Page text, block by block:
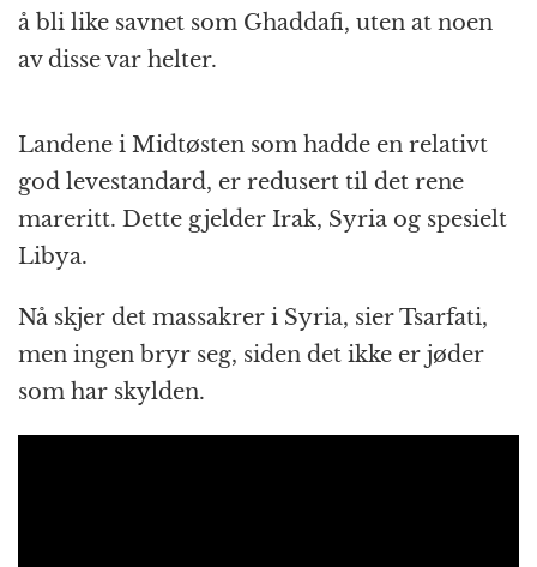
å bli like savnet som Ghaddafi, uten at noen
av disse var helter.
Landene i Midtøsten som hadde en relativt
god levestandard, er redusert til det rene
mareritt. Dette gjelder Irak, Syria og spesielt
Libya.
Nå skjer det massakrer i Syria, sier Tsarfati,
men ingen bryr seg, siden det ikke er jøder
som har skylden.